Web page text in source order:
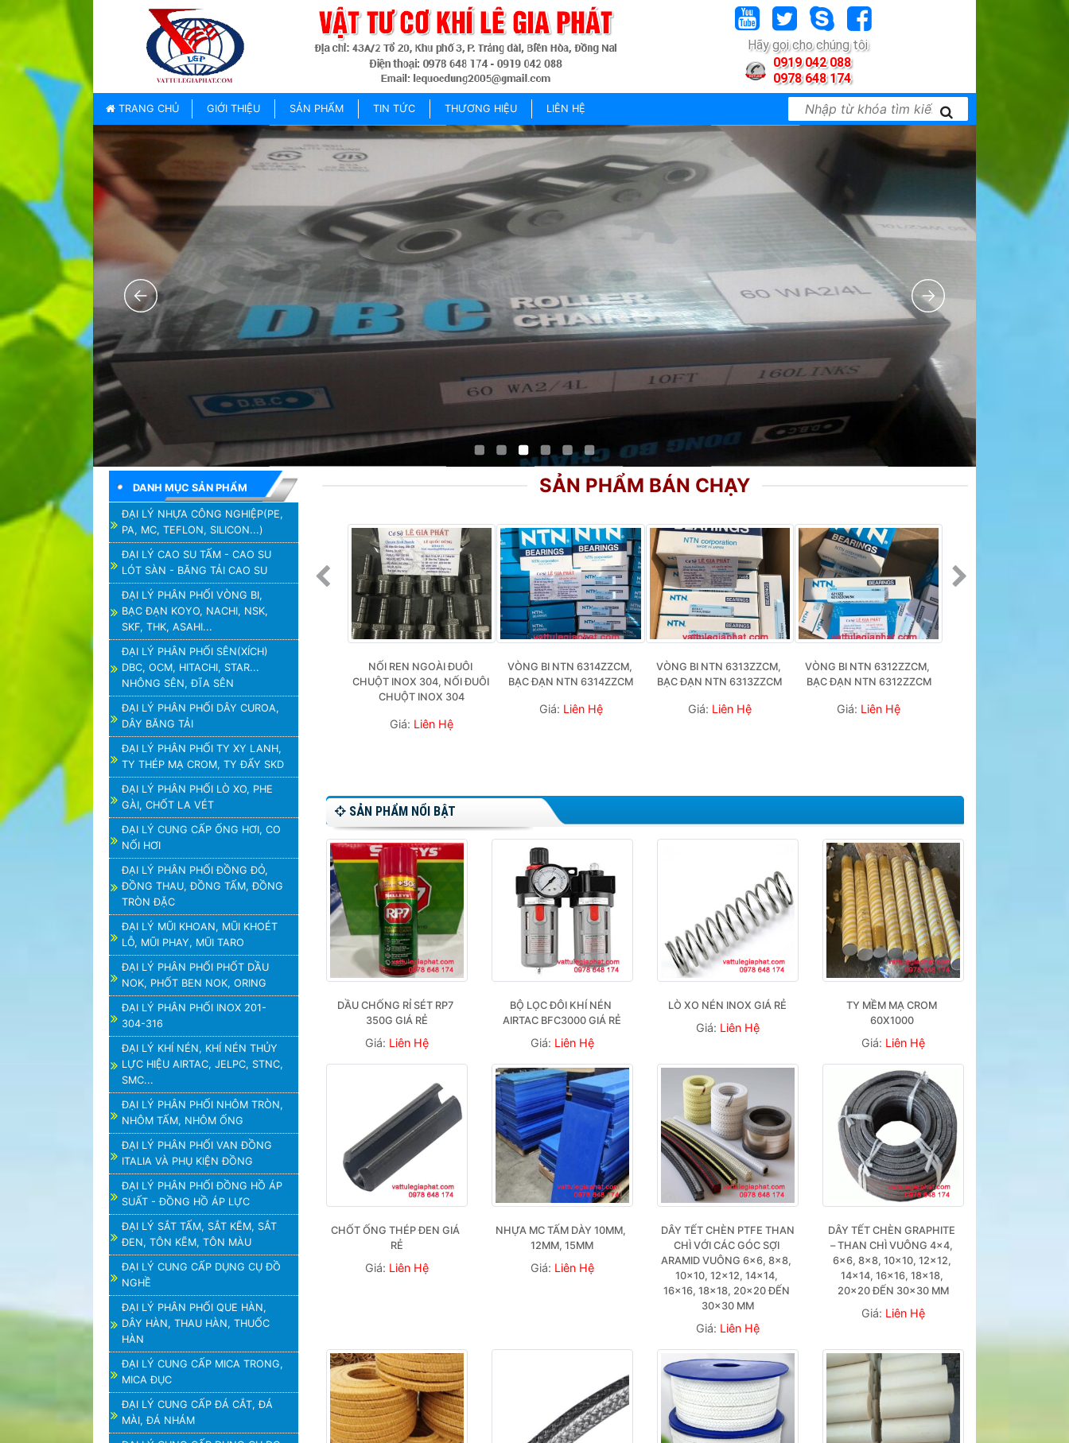
Hãy gọi cho chúng tôi
0919 042 088
0978 648 174
TRANG CHỦ GIỚI THIỆU SẢN PHẨM TIN TỨC THƯƠNG HIỆU LIÊN HỆ
TRANG
CHỦ
THƯƠNG
HIỆU
DANH MỤC SẢN PHẨM
ĐẠI LÝ NHỰA CÔNG NGHIỆP(PE,
PA, MC, TEFLON, SILICON...)
ĐẠI LÝ CAO SU TẤM - CAO SU
LÓT SÀN - BĂNG TẢI CAO SU
ĐẠI LÝ PHÂN PHỐI VÒNG BI,
BẠC ĐẠN KOYO, NACHI, NSK,
SKF, THK, ASAHI...
ĐẠI LÝ PHÂN PHỐI SÊN(XÍCH)
DBC, OCM, HITACHI, STAR...
NHÔNG SÊN, ĐĨA SÊN
ĐẠI LÝ PHÂN PHỐI DÂY CUROA,
DÂY BĂNG TẢI
ĐẠI LÝ PHÂN PHỐI TY XY LANH,
TY THÉP MẠ CROM, TY ĐẨY SKD
ĐẠI LÝ PHÂN PHỐI LÒ XO, PHE
GÀI, CHỐT LA VÉT
ĐẠI LÝ CUNG CẤP ỐNG HƠI, CO
NỐI HƠI
ĐẠI LÝ PHÂN PHỐI ĐỒNG ĐỎ,
ĐỒNG THAU, ĐỒNG TẤM, ĐỒNG
TRÒN ĐẶC
ĐẠI LÝ MŨI KHOAN, MŨI KHOÉT
LỖ, MŨI PHAY, MŨI TARO
ĐẠI LÝ PHÂN PHỐI PHỐT DẦU
NOK, PHỐT BEN NOK, ORING
ĐẠI LÝ PHÂN PHỐI INOX 201-
304-316
ĐẠI LÝ KHÍ NÉN, KHÍ NÉN THỦY
LỰC HIỆU AIRTAC, JELPC, STNC,
SMC...
ĐẠI LÝ PHÂN PHỐI NHÔM TRÒN,
NHÔM TẤM, NHÔM ỐNG
ĐẠI LÝ PHÂN PHỐI VAN ĐỒNG
ITALIA VÀ PHỤ KIỆN ĐỒNG
ĐẠI LÝ PHÂN PHỐI ĐỒNG HỒ ÁP
SUẤT - ĐỒNG HỒ ÁP LỰC
ĐẠI LÝ SẮT TẤM, SẮT KẼM, SẮT
ĐEN, TÔN KẼM, TÔN MÀU
ĐẠI LÝ CUNG CẤP DỤNG CỤ ĐỒ
NGHỀ
ĐẠI LÝ PHÂN PHỐI QUE HÀN,
DÂY HÀN, THAU HÀN, THUỐC
HÀN
ĐẠI LÝ CUNG CẤP MICA TRONG,
MICA ĐỤC
ĐẠI LÝ CUNG CẤP ĐÁ CẮT, ĐÁ
MÀI, ĐÁ NHÁM
SẢN PHẨM BÁN CHẠY
NỐI REN NGOÀI ĐUÔI
CHUỘT INOX 304, NỐI ĐUÔI
CHUỘT INOX 304
Giá: Liên Hệ
VÒNG BI NTN 6314ZZCM,
BẠC ĐẠN NTN 6314ZZCM
Giá: Liên Hệ
VÒNG BI NTN 6313ZZCM,
BẠC ĐẠN NTN 6313ZZCM
Giá: Liên Hệ
VÒNG BI NTN 6312ZZCM,
BẠC ĐẠN NTN 6312ZZCM
Giá: Liên Hệ
SẢN PHẨM NỔI BẬT
DẦU CHỐNG RỈ SÉT RP7
350G GIÁ RẺ
Giá: Liên Hệ
BỘ LỌC ĐÔI KHÍ NÉN
AIRTAC BFC3000 GIÁ RẺ
Giá: Liên Hệ
LÒ XO NÉN INOX GIÁ RẺ
Giá: Liên Hệ
TY MỀM MẠ CROM
60X1000
Giá: Liên Hệ
CHỐT ỐNG THÉP ĐEN GIÁ
RẺ
Giá: Liên Hệ
NHỰA MC TẤM DÀY 10MM,
12MM, 15MM
Giá: Liên Hệ
DÂY TẾT CHÈN PTFE THAN
CHÌ VỚI CÁC GÓC SỢI
ARAMID VUÔNG 6×6, 8×8,
10×10, 12×12, 14×14,
16×16, 18×18, 20×20 ĐẾN
30×30 MM
Giá: Liên Hệ
DÂY TẾT CHÈN GRAPHITE
– THAN CHÌ VUÔNG 4×4,
6×6, 8×8, 10×10, 12×12,
14×14, 16×16, 18×18,
20×20 ĐẾN 30×30 MM
Giá: Liên Hệ